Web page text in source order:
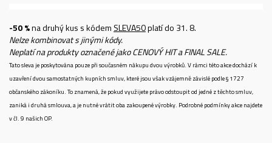
-50 %na druhý kus s kódem SLEVA50platí do 31. 8.
Nelze kombinovat s jinými kódy.
Neplatí na produkty označené jako CENOVÝ HIT a FINAL SALE.
Tato sleva je poskytována pouze při současném nákupu dvou výrobků. V rámci této akce dochází k
uzavření dvou samostatných kupních smluv, které jsou však vzájemně závislé podle § 1727
občanského zákoníku. To znamená, že pokud využijete právo odstoupit od jedné z těchto smluv,
zaniká i druhá smlouva, a je nutné vrátit oba zakoupené výrobky. Podrobné podmínky akce najdete
v čl. 9 našich OP.